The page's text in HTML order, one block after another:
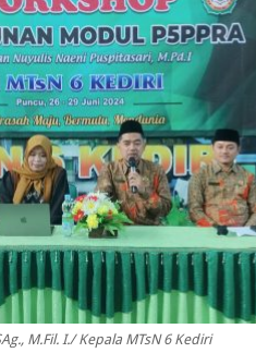
M.Fil. I./ Kepala MTsN 6 Kediri